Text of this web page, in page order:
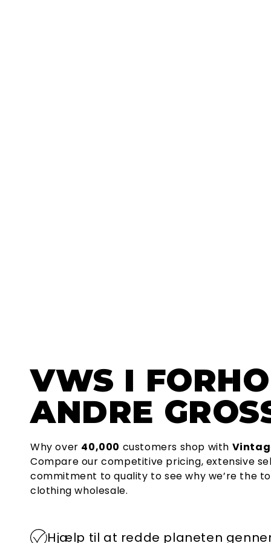
VWS I
ANDRE
Why over 40,000 customers shop with
Compare our competitive pricing, extensive
commitment to quality to see why we’re the
clothing wholesale.
Hjælp til at redde planeten